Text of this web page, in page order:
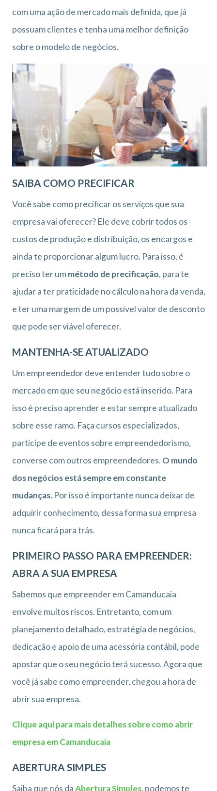
com uma ação de mercado mais definida, que já
possuam clientes e tenha uma melhor definição
sobre o modelo de negócios.
SAIBA COMO PRECIFICAR
Você sabe como precificar os serviços que sua
empresa vai oferecer? Ele deve cobrir todos os
custos de produção e distribuição, os encargos e
ainda te proporcionar algum lucro. Para isso, é
preciso ter ummétodo de precificação, para te
ajudar a ter praticidade no cálculo na hora da venda,
e ter uma margem de um possível valor de desconto
que pode ser viável oferecer.
MANTENHA-SE ATUALIZADO
Um empreendedor deve entender tudo sobre o
mercado em que seu negócio está inserido. Para
isso é preciso aprender e estar sempre atualizado
sobre esse ramo. Faça cursos especializados,
participe de eventos sobre empreendedorismo,
converse com outros empreendedores. O mundo
dos negócios está sempre em constante
mudanças. Por isso é importante nunca deixar de
adquirir conhecimento, dessa forma sua empresa
nunca ficará para trás.
PRIMEIRO PASSO PARA EMPREENDER:
ABRA A SUA EMPRESA
Sabemos que empreender em Camanducaia
envolve muitos riscos. Entretanto, com um
planejamento detalhado, estratégia de negócios,
dedicação e apoio de uma acessória contábil, pode
apostar que o seu negócio terá sucesso. Agora que
você já sabe como empreender, chegou a hora de
abrir sua empresa.
Clique aqui para mais detalhes sobre como abrir
empresa em Camanducaia
ABERTURA SIMPLES
Saiba que nós daAbertura Simples, podemos te